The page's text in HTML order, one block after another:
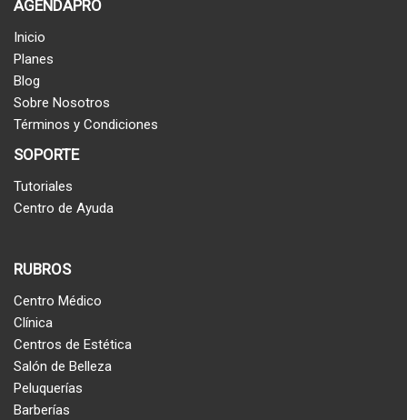
AGENDAPRO
Inicio
Planes
Blog
Sobre Nosotros
Términos y Condiciones
SOPORTE
Tutoriales
Centro de Ayuda
RUBROS
Centro Médico
Clínica
Centros de Estética
Salón de Belleza
Peluquerías
Barberías